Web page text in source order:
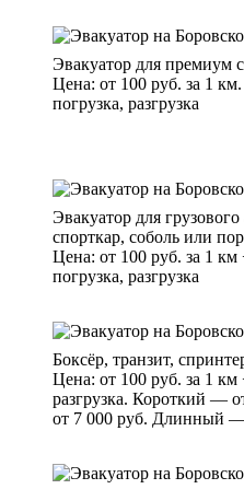
Эвакуатор для премиум
Цена: от 100 руб. за 1
погрузка, разгрузка
Эвакуатор для
спорткар, соболь или
Цена: от 100 руб. за 1 км
погрузка, разгрузка
Боксёр, транзит,
Цена: от 100 руб. за 1 км
разгрузка. Короткий —
от 7 000 руб. Длинный —